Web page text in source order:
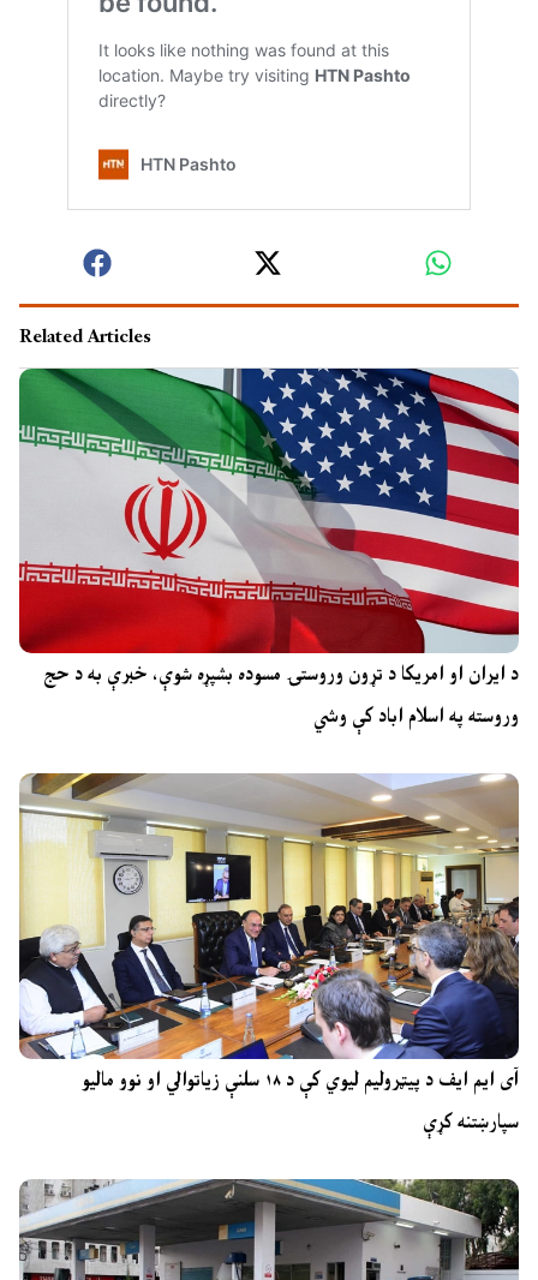
Related Articles
د ایران او امریکا د تړون وروستۍ مسوده بشپړه شوې، خبرې به د حج
وروسته په اسلام اباد کې وشي
آی ایم ایف د پیټرولیم لیوي کې د ۱۸ سلنې زیاتوالي او نوو مالیو
سپارښتنه کړې